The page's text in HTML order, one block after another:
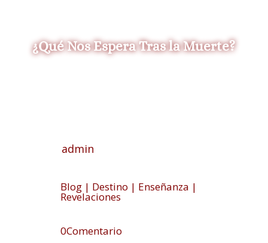
¿Qué Nos Espera Tras la Muerte?
admin
Blog | Destino | Enseñanza |
Revelaciones
0Comentario